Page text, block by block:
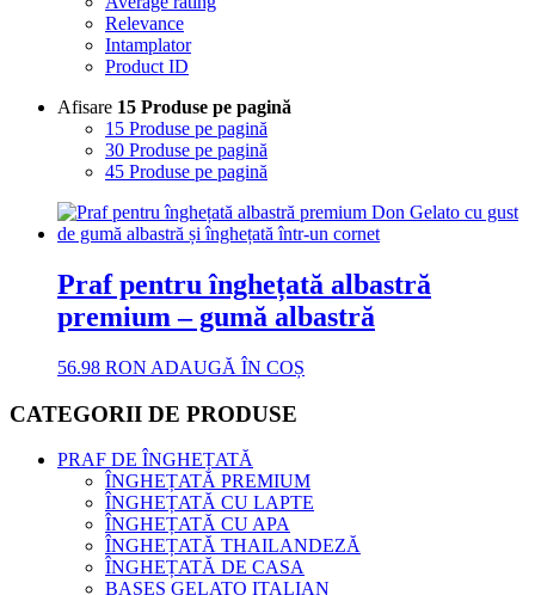
Relevance
Intamplator
Product ID
Afisare 15 Produse pe pagină
15 Produse pe pagină
30 Produse pe pagină
45 Produse pe pagină
Praf pentru înghețată albastră
premium – gumă albastră
56.98 RON ADAUGĂ ÎN COȘ
CATEGORII DE PRODUSE
PRAF DE ÎNGHEȚATĂ
ÎNGHEȚATĂ PREMIUM
ÎNGHEȚATĂ CU LAPTE
ÎNGHEȚATĂ CU APA
ÎNGHEȚATĂ THAILANDEZĂ
ÎNGHEȚATĂ DE CASA
BASES GELATO ITALIAN